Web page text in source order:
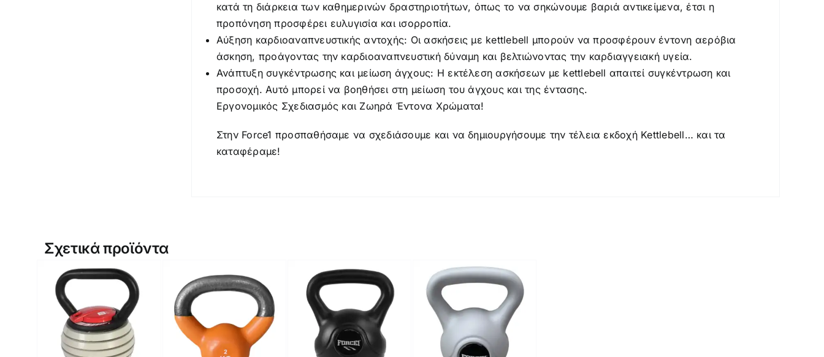
κατά τη διάρκεια των καθημερινών δραστηριοτήτων, όπως το να σηκώνουμε βαριά αντικείμενα, έτσι η
προπόνηση προσφέρει ευλυγισία και ισορροπία.
Αύξηση καρδιοαναπνευστικής αντοχής: Οι ασκήσεις με kettlebell μπορούν να προσφέρουν έντονη αερόβια
άσκηση, προάγοντας την καρδιοαναπνευστική δύναμη και βελτιώνοντας την καρδιαγγειακή υγεία.
Ανάπτυξη συγκέντρωσης και μείωση άγχους: Η εκτέλεση ασκήσεων με kettlebell απαιτεί συγκέντρωση και
προσοχή. Αυτό μπορεί να βοηθήσει στη μείωση του άγχους και της έντασης.
Εργονομικός Σχεδιασμός και Ζωηρά Έντονα Χρώματα!
Στην Force1 προσπαθήσαμε να σχεδιάσουμε και να δημιουργήσουμε την τέλεια εκδοχή Kettlebell… και τα
καταφέραμε!
Σχετικά προϊόντα